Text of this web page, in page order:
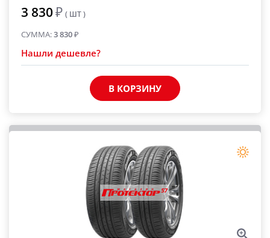
3 830₽ ( ШТ )
СУММА:3 830₽
Нашли дешевле?
В КОРЗИНУ